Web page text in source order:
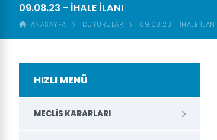
09.08.23 - İHALE İLANI
ANASAYFA DUYURULAR 09.08.23 - İHALE İLANI
HIZLI MENÜ
MECLIS KARARLARI